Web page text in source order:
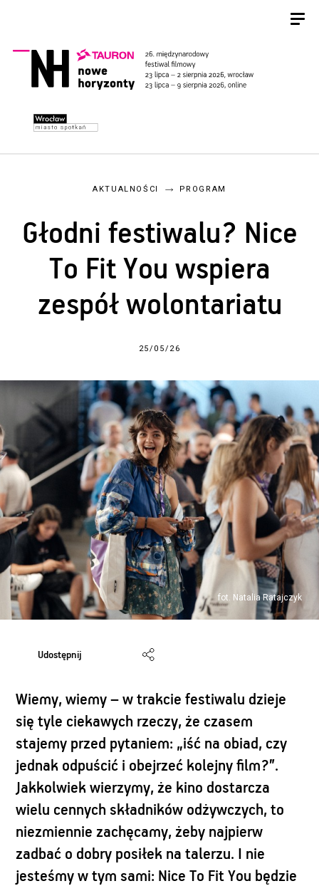
AKTUALNOŚCI PROGRAM
Głodni festiwalu? Nice
To Fit You wspiera
zespół wolontariatu
25/05/26
fot. Natalia Ratajczyk
Udostępnij
Wiemy, wiemy – w trakcie festiwalu dzieje
się tyle ciekawych rzeczy, że czasem
stajemy przed pytaniem: „iść na obiad, czy
jednak odpuścić i obejrzeć kolejny film?”.
Jakkolwiek wierzymy, że kino dostarcza
wielu cennych składników odżywczych, to
niezmiennie zachęcamy, żeby najpierw
zadbać o dobry posiłek na talerzu. I nie
jesteśmy w tym sami: Nice To Fit You będzie